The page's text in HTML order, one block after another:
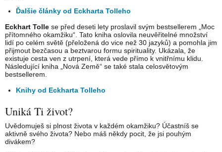
Ďalšie články od Eckharta Tolleho
Eckhart Tolle se před deseti lety proslavil svým bestsellerem „Moc
přítomného okamžiku“. Tato kniha oslovila neuvěřitelné množství
lidí po celém světě (přeložená do vice než 30 jazyků) a pomohla jim
přijmout bezčasou a beztvarou formu spirituality. Ukázala, že
existuje cesta ven z utrpení, která vede přímo k vnitřnímu klidu.
Následující kniha „Nová Země“ se také stala celosvětovým
bestsellerem.
Knihy od Eckharta Tolleho
Uniká Ti život?
Uvědomuješ si plnost života v každém okamžiku? Účastníš se
aktivně svého života? Nebo máš někdy pocit, že jsi pouhým
divákem?